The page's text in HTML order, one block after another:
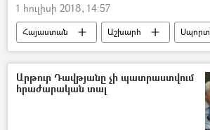
1 հուլիսի 2018, 14:57
Հայաստան Աշխարհ
Սպորտ
Մուլտիմեդիա
Տեսանյութեր
Արթուր Դավթյանը չի պատրաստվում
հրաժարական տալ